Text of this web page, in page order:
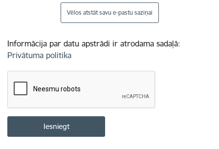
Vēlos atstāt savu e-pastu saziņai
Informācija par datu apstrādi ir atrodama sadaļā:
Privātuma politika